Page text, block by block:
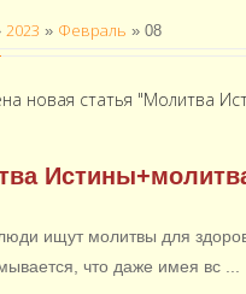
2023 » Февраль » 08
новая статья "Молитва
ищут молитвы для
что даже имея вс